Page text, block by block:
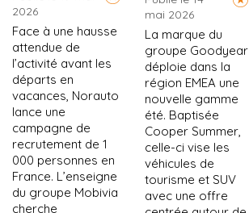
2026
Face à une hausse
attendue de
l’activité avant les
départs en
vacances, Norauto
lance une
campagne de
recrutement de 1
000 personnes en
France. L’enseigne
du groupe Mobivia
cherche
mai 2026
La marque du
groupe Goodyear
déploie dans la
région EMEA une
nouvelle gamme
été. Baptisée
Cooper Summer,
celle-ci vise les
véhicules de
tourisme et SUV
avec une offre